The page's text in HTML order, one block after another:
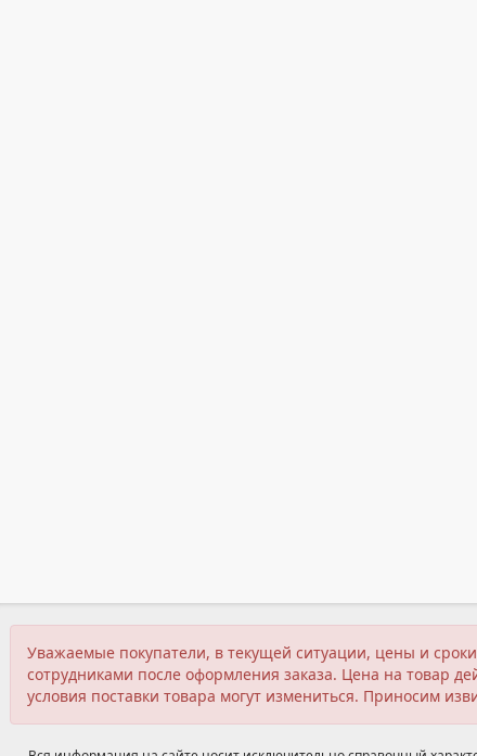
Уважаемые покупатели, в текущей ситуации, цены и
сотрудниками после оформления заказа. Цена на товар
условия поставки товара могут измениться. Приносим